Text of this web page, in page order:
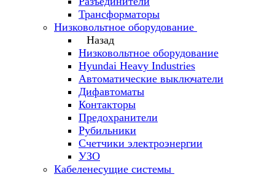
Трансформаторы
Низковольтное оборудование
Назад
Низковольтное оборудование
Hyundai Heavy Industries
Автоматические выключатели
Дифавтоматы
Контакторы
Предохранители
Рубильники
Счетчики электроэнергии
УЗО
Кабеленесущие системы